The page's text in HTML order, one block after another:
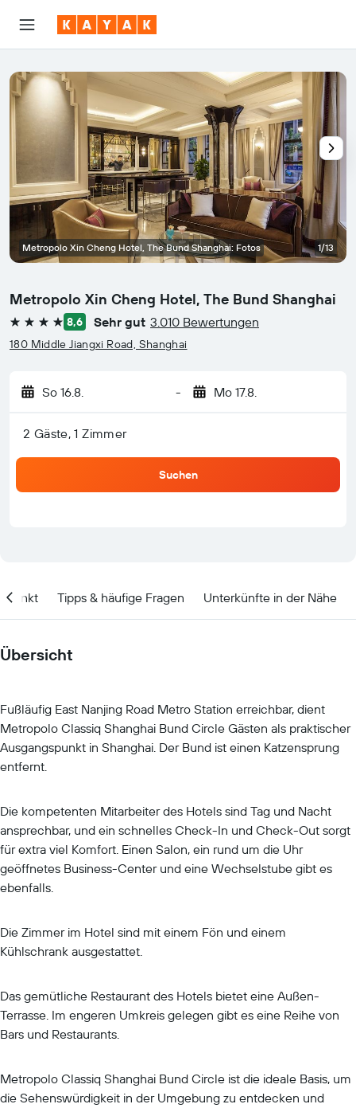
Metropolo Xin Cheng Hotel, The Bund Shanghai
4 Sterne 8,6 Sehr gut 3.010 Bewertungen
180 Middle Jiangxi Road, Shanghai
So 16.8. - Mo 17.8.
2 Gäste, 1 Zimmer
Suchen
Metropolo Xin Cheng Hotel, The Bund Shanghai: Fotos 1/13
Tipps & häufige Fragen Unterkünfte in der Nähe
Übersicht
Fußläufig East Nanjing Road Metro Station erreichbar, dient
Metropolo Classiq Shanghai Bund Circle Gästen als praktischer
Ausgangspunkt in Shanghai. Der Bund ist einen Katzensprung
entfernt.
Die kompetenten Mitarbeiter des Hotels sind Tag und Nacht
ansprechbar, und ein schnelles Check-In und Check-Out sorgt
für extra viel Komfort. Einen Salon, ein rund um die Uhr
geöffnetes Business-Center und eine Wechselstube gibt es
ebenfalls.
Die Zimmer im Hotel sind mit einem Fön und einem
Kühlschrank ausgestattet.
Das gemütliche Restaurant des Hotels bietet eine Außen-
Terrasse. Im engeren Umkreis gelegen gibt es eine Reihe von
Bars und Restaurants.
Metropolo Classiq Shanghai Bund Circle ist die ideale Basis, um
die Sehenswürdigkeit in der Umgebung zu entdecken und